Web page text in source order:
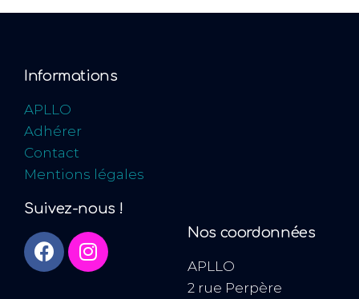
Informations
APLLO
Adhérer
Contact
Mentions légales
Suivez-nous !
Nos coordonnées
APLLO
2 rue Perpère